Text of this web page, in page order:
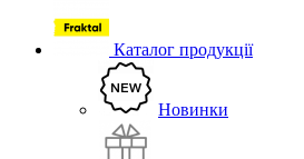
Каталог продукції
Новинки